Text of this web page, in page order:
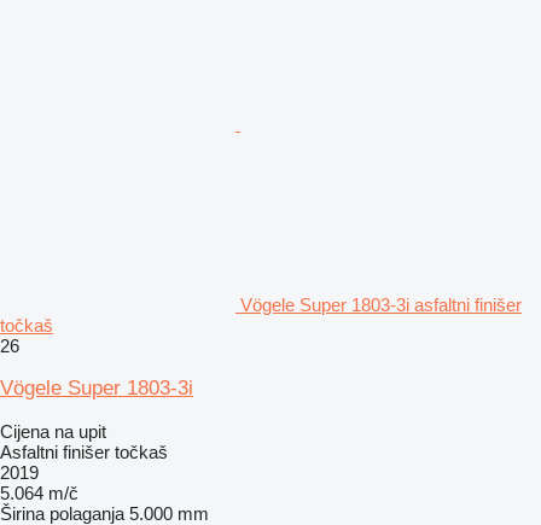
Vögele Super 1803-3i asfaltni finišer
točkaš
26
Vögele Super 1803-3i
Cijena na upit
Asfaltni finišer točkaš
2019
5.064 m/č
Širina polaganja 5.000 mm